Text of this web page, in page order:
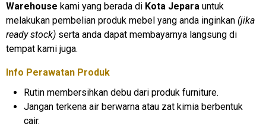
Warehouse kami yang berada di Kota Jepara untuk
melakukan pembelian produk mebel yang anda inginkan (jika
ready stock) serta anda dapat membayarnya langsung di
tempat kami juga.
Info Perawatan Produk
Rutin membersihkan debu dari produk furniture.
Jangan terkena air berwarna atau zat kimia berbentuk
cair.